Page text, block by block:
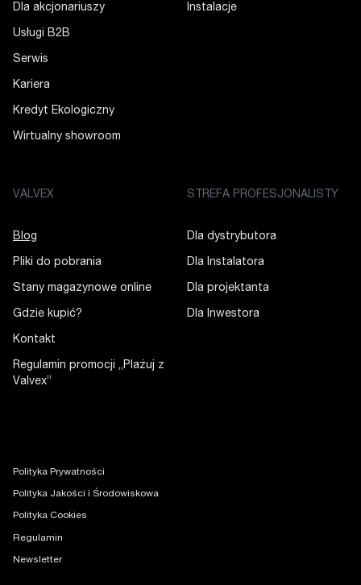
Dla akcjonariuszy
Usługi B2B
Serwis
Kariera
Kredyt Ekologiczny
Wirtualny showroom
Instalacje
VALVEX
Blog
Pliki do pobrania
Stany magazynowe online
Gdzie kupić?
Kontakt
Regulamin promocji „Plażuj z
Valvex”
STREFA PROFESJONALISTY
Dla dystrybutora
Dla Instalatora
Dla projektanta
Dla Inwestora
Polityka Prywatności
Polityka Jakości i Środowiskowa
Polityka Cookies
Regulamin
Newsletter